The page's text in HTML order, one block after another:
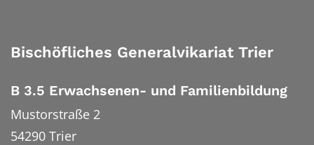
Bischöfliches Generalvikariat Trier
B 3.5 Erwachsenen- und Familienbildung
Mustorstraße 2
54290 Trier